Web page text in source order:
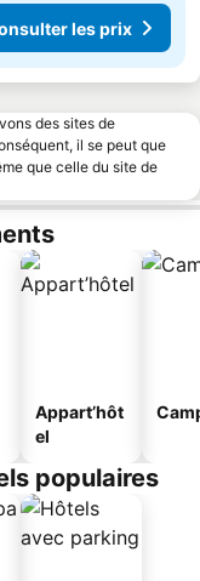
les prix
des sites de
il se peut que
que celle du site de
Appart’hôt
el
populaires